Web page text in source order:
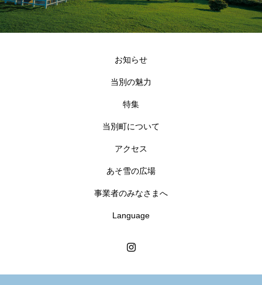
お知らせ
当別の魅力
特集
当別町について
アクセス
あそ雪の広場
事業者のみなさまへ
Language